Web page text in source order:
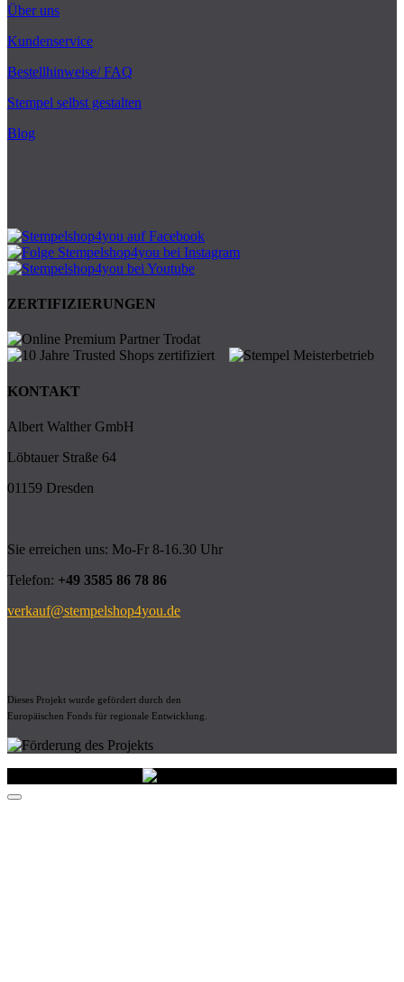
Über uns
Kundenservice
Bestellhinweise/ FAQ
Stempel selbst gestalten
Blog
ZERTIFIZIERUNGEN
KONTAKT
Albert Walther GmbH
Löbtauer Straße 64
01159 Dresden
Sie erreichen uns: Mo-Fr 8-16.30 Uhr
Telefon: +49 3585 86 78 86
verkauf@stempelshop4you.de
Dieses Projekt wurde gefördert durch den
Europäischen Fonds für regionale Entwicklung.